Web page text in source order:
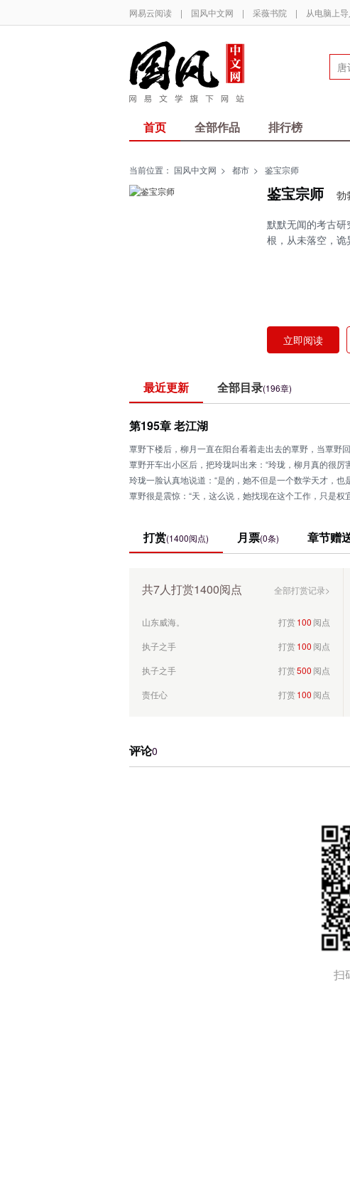
网易云阅读 | 国风中文网 | 采薇书院 | 从电脑上
首页 全部作品 排行榜
当前位置： 国风中文网 > 都市 > 鉴宝宗师
鉴宝宗师 勃
默默无闻的考古
根，从未落空，诡
立即阅读
最近更新 全部目录(196章)
第195章 老江湖
覃野下楼后，柳月一直在阳台看着走出去的覃野，当覃野
覃野开车出小区后，把玲珑叫出来：“玲珑，柳月真的很厉
玲珑一脸认真地说道：“是的，她不但是一个数学天才，
覃野很是震惊：“天，这么说，她找现在这个工作，只是权
打赏(1400阅点) 月票(0条) 章节赠
共7人打赏1400阅点 全部打赏记录>
明雅学校梁开颜
100阅点
山东威海。
打赏100阅点
山东威海。
打赏 100 阅点
执子之手
打赏 100 阅点
执子之手
打赏 500 阅点
责任心
打赏 100 阅点
阅点
阅点
评论0
扫